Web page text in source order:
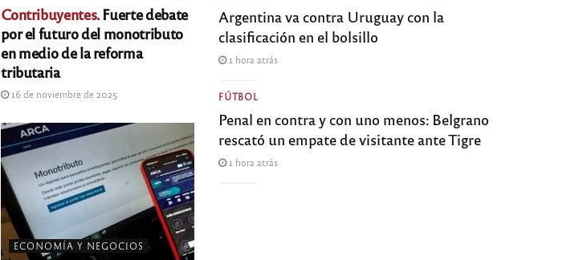
Contribuyentes.Fuerte debate
por el futuro del monotributo
en medio de la reforma
tributaria
16 de noviembre de 2025
ECONOMÍA Y NEGOCIOS
Argentina va contra Uruguay con la
clasificación en el bolsillo
1 hora atrás
FÚTBOL
Penal en contra y con uno menos: Belgrano
rescató un empate de visitante ante Tigre
1 hora atrás